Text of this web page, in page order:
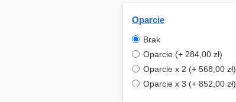
Oparcie
Brak
Oparcie (+ 284,00 zł)
Oparcie x 2 (+ 568,00 zł)
Oparcie x 3 (+ 852,00 zł)